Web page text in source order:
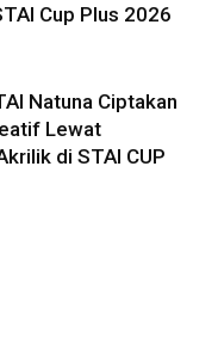
Cup Plus 2026
Natuna Ciptakan
Lewat
di STAI CUP